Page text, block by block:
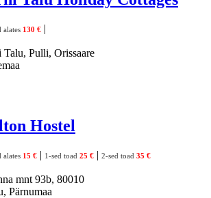
alates 130 € |
Talu, Pulli, Orissaare
Hostel
alates 15 € | 1-sed toad 25 € | 2-sed toad 35 €
mnt 93b, 80010
Pärnumaa